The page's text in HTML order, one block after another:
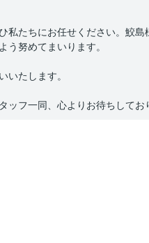
私たちにお任せください。鮫
う努めてまいります。
いたします。
ッフ一同、心よりお待ちしてお